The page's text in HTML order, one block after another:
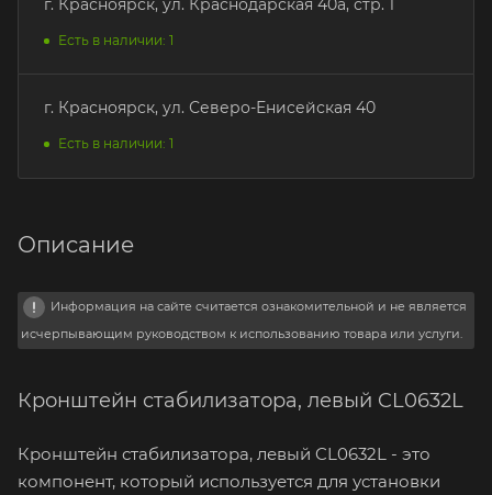
Есть в наличии: 1
г. Красноярск, ул. Северо-Енисейская 40
Есть в наличии: 1
Описание
Информация на сайте считается ознакомительной и не является
исчерпывающим руководством к использованию товара или услуги.
Кронштейн стабилизатора, левый CL0632L
Кронштейн стабилизатора, левый CL0632L - это
компонент, который используется для установки